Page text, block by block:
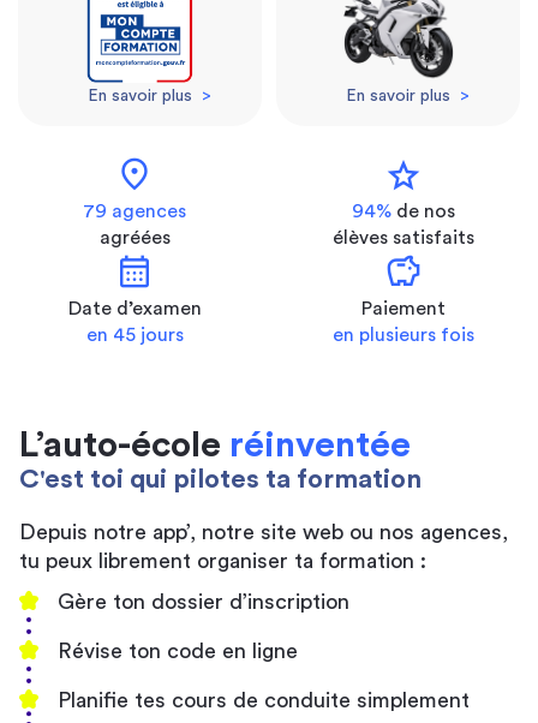
En savoir plus > En savoir plus >
location_on
79 agences
agréées
star
94% de nos
élèves satisfaits
calendar_month
Date d’examen
en 45 jours
savings
Paiement
en plusieurs fois
L’auto-école réinventée
C'est toi qui pilotes ta formation
Depuis notre app’, notre site web ou nos agences,
tu peux librement organiser ta formation :
Gère ton dossier d’inscription
Révise ton code en ligne
Planifie tes cours de conduite simplement